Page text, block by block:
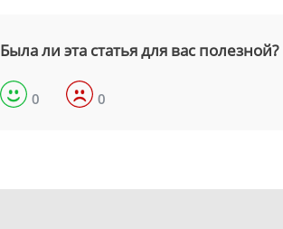
Была ли эта статья для вас полезной?
0 0